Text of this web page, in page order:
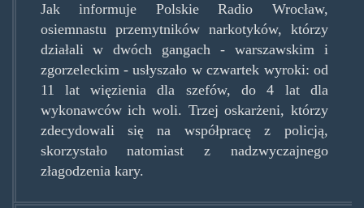
Jak informuje Polskie Radio Wrocław,
osiemnastu przemytników narkotyków, którzy
działali w dwóch gangach - warszawskim i
zgorzeleckim - usłyszało w czwartek wyroki: od
11 lat więzienia dla szefów, do 4 lat dla
wykonawców ich woli. Trzej oskarżeni, którzy
zdecydowali się na współpracę z policją,
skorzystało natomiast z nadzwyczajnego
złagodzenia kary.